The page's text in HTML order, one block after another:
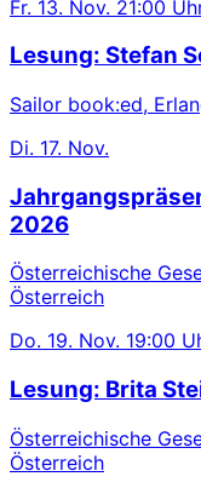
Fr. 13. Nov. 21:00
Lesung: Stefan
Sailor book:ed,
Di. 17. Nov.
2026
Österreichische
Österreich
Do. 19. Nov. 19:00
Lesung: Brita
Österreichische
Österreich